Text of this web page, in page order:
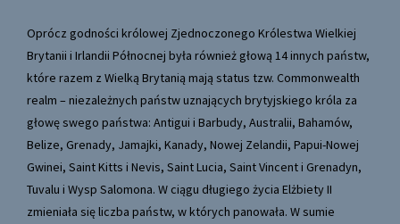
Oprócz godności królowej Zjednoczonego Królestwa Wielkiej
Brytanii i Irlandii Północnej była również głową 14 innych państw,
które razem z Wielką Brytanią mają status tzw. Commonwealth
realm – niezależnych państw uznających brytyjskiego króla za
głowę swego państwa: Antigui i Barbudy, Australii, Bahamów,
Belize, Grenady, Jamajki, Kanady, Nowej Zelandii, Papui-Nowej
Gwinei, Saint Kitts i Nevis, Saint Lucia, Saint Vincent i Grenadyn,
Tuvalu i Wysp Salomona. W ciągu długiego życia Elżbiety II
zmieniała się liczba państw, w których panowała. W sumie